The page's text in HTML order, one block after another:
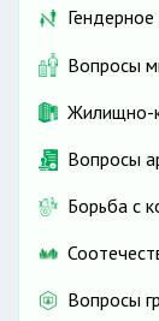
Вопросы
Жилищно-
Вопросы
Борьба с
Вопросы